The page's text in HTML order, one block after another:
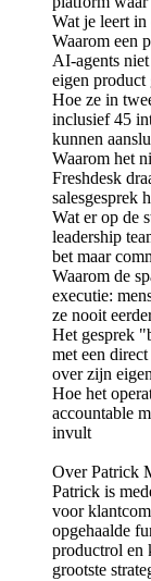
Wat je leert in
Waarom een
AI-agents
eigen
Hoe ze in
inclusief 45
kunnen
Waarom het
Freshdesk
salesgesprek
Wat er op de
leadership
bet maar
Waarom de
executie:
ze nooit
Het gesprek
met een
over zijn
Hoe het
accountable
invult
Over Patrick
Patrick is
voor
opgehaalde
productrol en
grootste